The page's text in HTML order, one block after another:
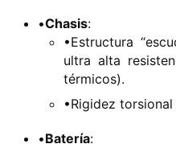
•​​Chasis​​:
•Estructura
ultra alta
térmicos).
•Rigidez torsional ​
•​​Batería​​: